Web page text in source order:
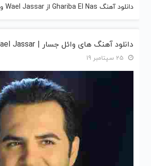
دانلود آهنگ Ghariba El Nas از Wael Jassar وائل جسار
دانلود آهنگ های وائل جسار | Wael Jassar